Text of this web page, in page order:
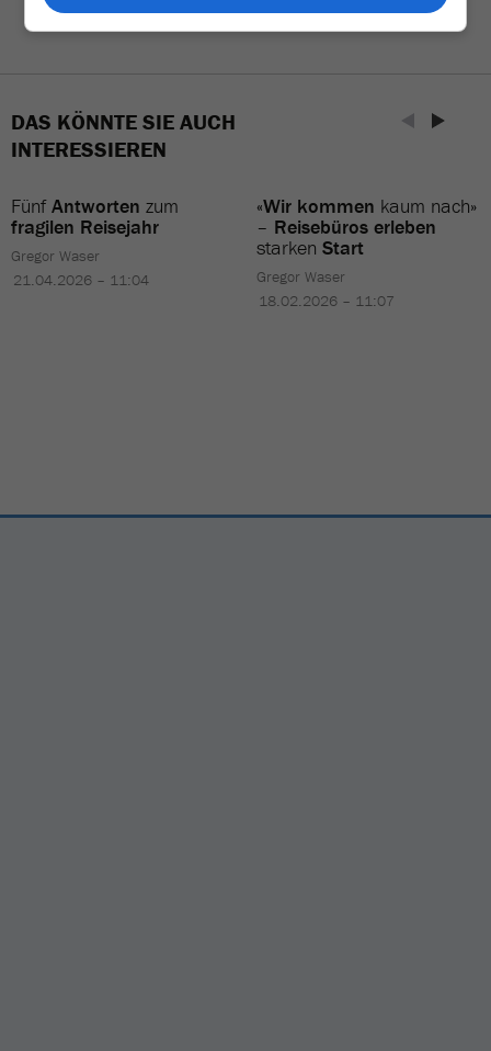
DAS KÖNNTE SIE AUCH
INTERESSIEREN
FünfAntworten zum
fragilen Reisejahr
Gregor Waser
21.04.2026 – 11:04
«Wir kommen kaum nach»
– Reisebüros erleben
starken Start
Gregor Waser
18.02.2026 – 11:07